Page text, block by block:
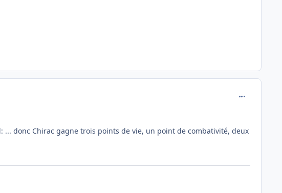
donc Chirac gagne trois points de vie, un point de combativité, deux